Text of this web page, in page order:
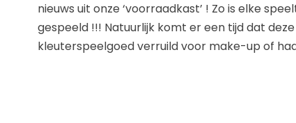
nieuws uit onze ‘voorraadkast’ ! Zo is elke
gespeeld !!! Natuurlijk komt er een tijd dat
kleuterspeelgoed verruild voor make-up of